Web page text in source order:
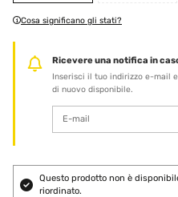
Cosa significano gli stati?
Ricevere una notifica in
Inserisci il tuo indirizzo e-mail
di nuovo disponibile.
Questo prodotto non è
riordinato.